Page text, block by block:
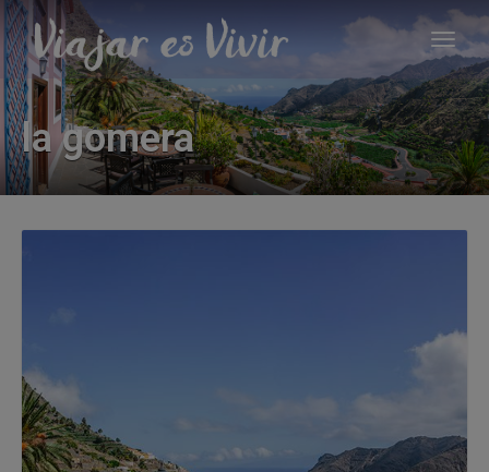
la gomera